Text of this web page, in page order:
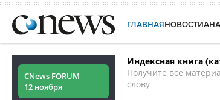
ГЛАВНАЯНОВОСТИ
CNews FORUM
12 ноября
Индексная книга
Получите все
слову